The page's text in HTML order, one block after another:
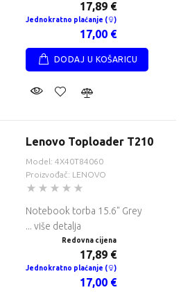
17,89 €
Jednokratno plaćanje ( )
17,00 €
DODAJ U KOŠARICU
Lenovo Toploader T210
Model: 4X40T84060
Proizvođač: LENOVO
Notebook torba 15.6" Grey
... više detalja
Redovna cijena
17,89 €
Jednokratno plaćanje ( )
17,00 €